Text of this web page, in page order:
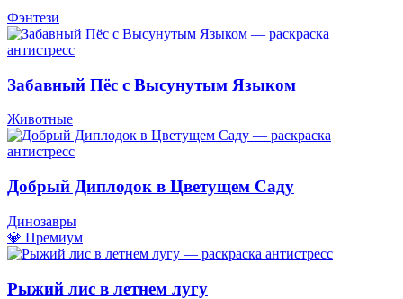
Фэнтези
Забавный Пёс с Высунутым Языком
Животные
Добрый Диплодок в Цветущем Саду
Динозавры
💎 Премиум
Рыжий лис в летнем лугу